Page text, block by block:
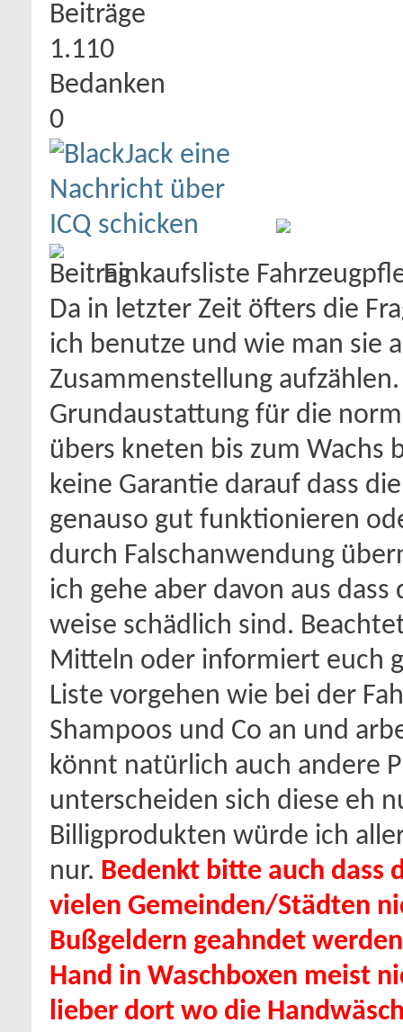
Beiträge
1.110
Bedanken
0
Einkaufsliste
Da in letzter Zeit öfters die
ich benutze und wie man sie
Zusammenstellung
Grundaustattung für die
übers kneten bis zum Wachs
keine Garantie darauf dass
genauso gut funktionieren
durch Falschanwendung
ich gehe aber davon aus
weise schädlich sind.
Mitteln oder informiert euch
Liste vorgehen wie bei der
Shampoos und Co an und
könnt natürlich auch andere
unterscheiden sich diese eh
Billigprodukten würde ich
nur. Bedenkt bitte auch dass
vielen Gemeinden/Städten
Bußgeldern geahndet
Hand in Waschboxen meist
lieber dort wo die